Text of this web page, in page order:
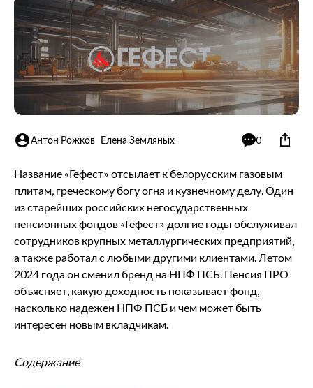
Антон Рожков Елена Земляных 0
Название «Гефест» отсылает к белорусским газовым
плитам, греческому богу огня и кузнечному делу. Один
из старейших российских негосударственных
пенсионных фондов «Гефест» долгие годы обслуживал
сотрудников крупных металлургических предприятий,
а также работал с любыми другими клиентами. Летом
2024 года он сменил бренд на НПФ ПСБ. Пенсия ПРО
объясняет, какую доходность показывает фонд,
насколько надежен НПФ ПСБ и чем может быть
интересен новым вкладчикам.
Содержание